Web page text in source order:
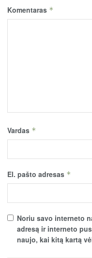
Komentaras *
Vardas *
El. pašto adresas *
Noriu savo interneto
adresą ir interneto
naujo, kai kitą kartą